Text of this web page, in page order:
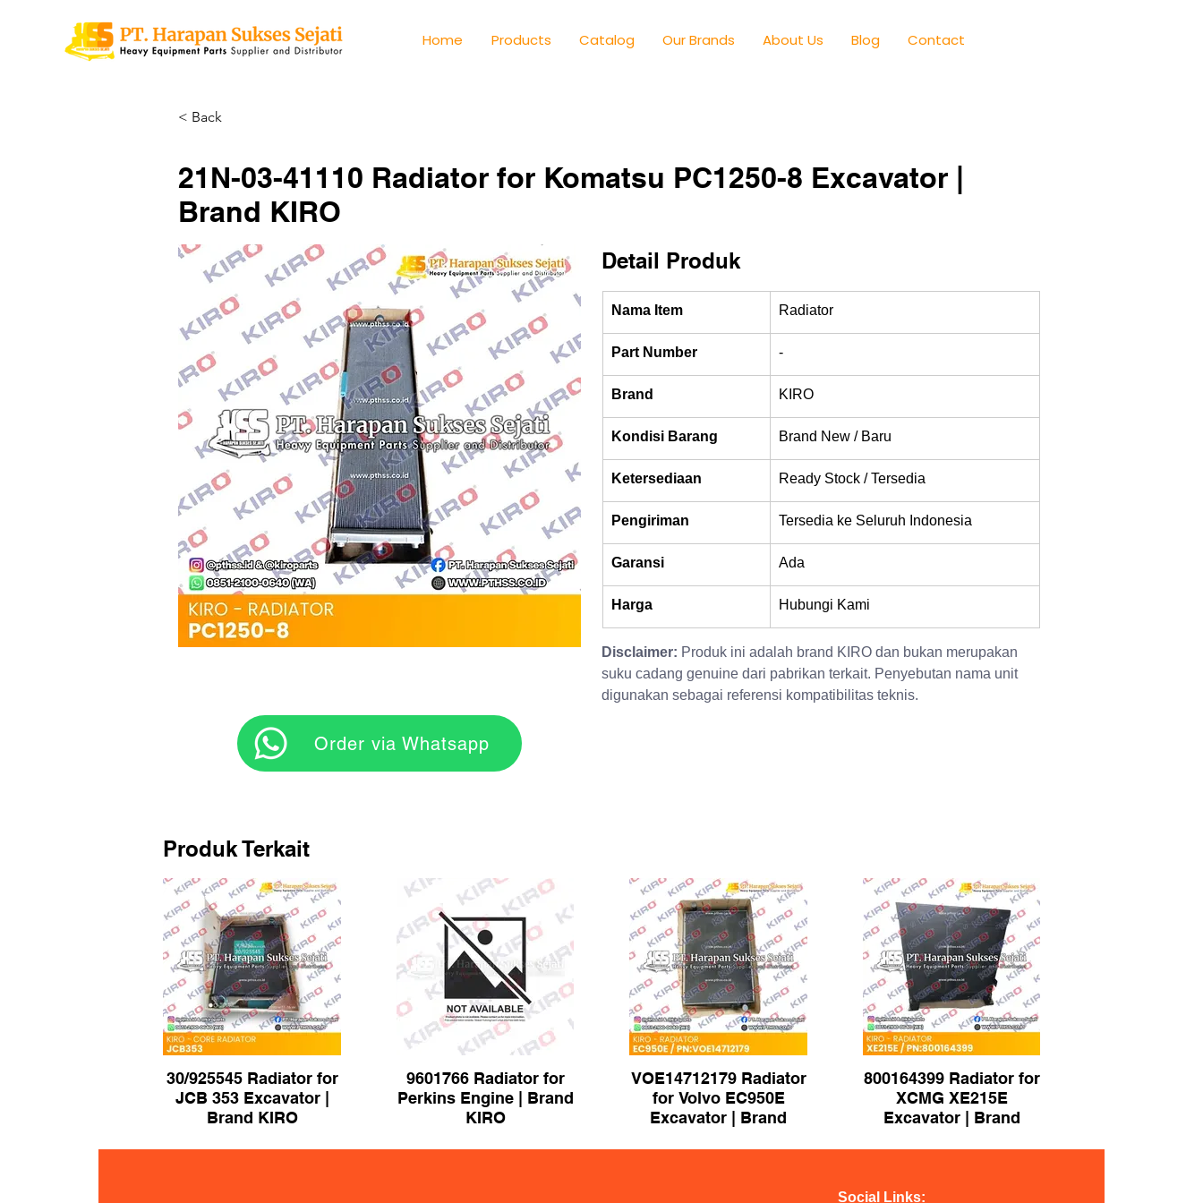
Home Products Catalog Our Brands About Us Blog Contact
< Back
21N-03-41110 Radiator for Komatsu PC1250-8 Excavator |
Brand KIRO
Detail Produk
Nama Item Radiator
Part Number -
Brand KIRO
Kondisi Barang Brand New / Baru
Ketersediaan Ready Stock / Tersedia
Pengiriman Tersedia ke Seluruh Indonesia
Garansi Ada
Harga Hubungi Kami
Disclaimer: Produk ini adalah brand KIRO dan bukan merupakan
suku cadang genuine dari pabrikan terkait. Penyebutan nama unit
digunakan sebagai referensi kompatibilitas teknis.
‎ ‎ ‎‎‎ ‎ ‎ ‎ ‎ Order via Whatsapp
Produk Terkait
30/925545 Radiator for
JCB 353 Excavator |
Brand KIRO
9601766 Radiator for
Perkins Engine | Brand
KIRO
VOE14712179 Radiator
for Volvo EC950E
Excavator | Brand
800164399 Radiator for
XCMG XE215E
Excavator | Brand
Social Links: